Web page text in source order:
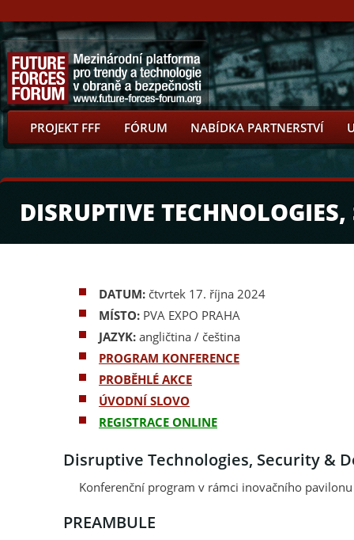
PROJEKT FFF FÓRUM NABÍDKA PARTNERSTVÍ
DISRUPTIVE
DATUM: čtvrtek 17. října 2024
MÍSTO: PVA EXPO PRAHA
JAZYK: angličtina / čeština
PROGRAM KONFERENCE
PROBĚHLÉ AKCE
ÚVODNÍ SLOVO
REGISTRACE ONLINE
Disruptive Technologies, Security &
Konferenční program v rámci inovačního
PREAMBULE